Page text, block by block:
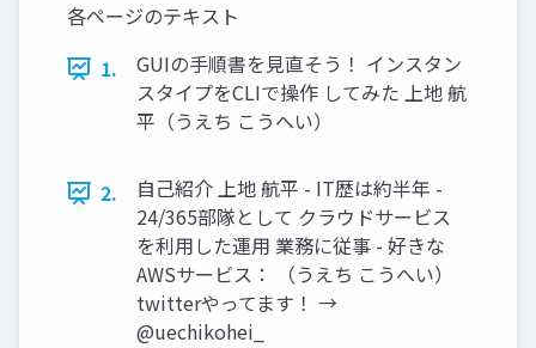
各ページのテキスト
1.
GUIの手順書を見直そう！ インスタン
スタイプをCLIで操作 してみた 上地 航
平（うえち こうへい）
2.
自己紹介 上地 航平 - IT歴は約半年 -
24/365部隊として クラウドサービス
を利用した運用 業務に従事 - 好きな
AWSサービス： （うえち こうへい）
twitterやってます！ →
@uechikohei_